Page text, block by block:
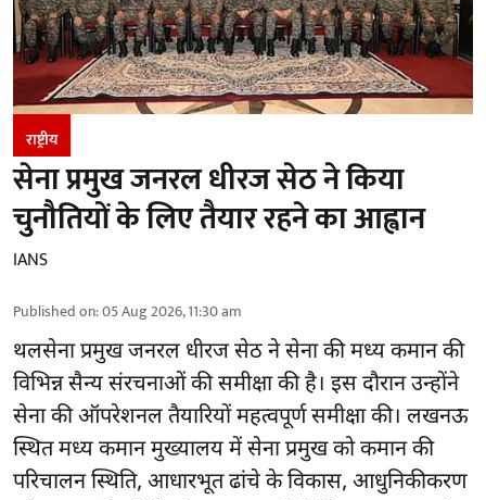
राष्ट्रीय
सेना प्रमुख जनरल धीरज सेठ ने किया
चुनौतियों के लिए तैयार रहने का आह्वान
IANS
Published on:05 Aug 2026, 11:30 am
थलसेना प्रमुख जनरल धीरज सेठ ने सेना की मध्य कमान की
विभिन्न सैन्य संरचनाओं की समीक्षा की है। इस दौरान उन्होंने
सेना की ऑपरेशनल तैयारियों महत्वपूर्ण समीक्षा की। लखनऊ
स्थित मध्य कमान मुख्यालय में सेना प्रमुख को कमान की
परिचालन स्थिति, आधारभूत ढांचे के विकास, आधुनिकीकरण